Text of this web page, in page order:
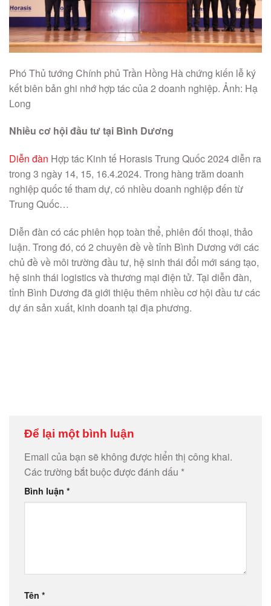
Phó Thủ tướng Chính phủ Trần Hồng Hà chứng kiến lễ ký
kết biên bản ghi nhớ hợp tác của 2 doanh nghiệp. Ảnh: Hạ
Long
Nhiều cơ hội đầu tư tại Bình Dương
Diễn đàn Hợp tác Kinh tế Horasis Trung Quốc 2024 diễn ra
trong 3 ngày 14, 15, 16.4.2024. Trong hàng trăm doanh
nghiệp quốc tế tham dự, có nhiều doanh nghiệp đến từ
Trung Quốc…
Diễn đàn có các phiên họp toàn thể, phiên đối thoại, thảo
luận. Trong đó, có 2 chuyên đề về tỉnh Bình Dương với các
chủ đề về môi trường đầu tư, hệ sinh thái đổi mới sáng tạo,
hệ sinh thái logistics và thương mại điện tử. Tại diễn đàn,
tỉnh Bình Dương đã giới thiệu thêm nhiều cơ hội đầu tư các
dự án sản xuất, kinh doanh tại địa phương.
Để lại một bình luận
Email của bạn sẽ không được hiển thị công khai.
Các trường bắt buộc được đánh dấu *
Bình luận *
Tên *